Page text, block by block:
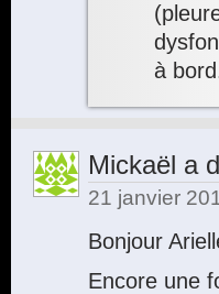
à
Mickaël a
21 janvier
Bonjour
Encore une